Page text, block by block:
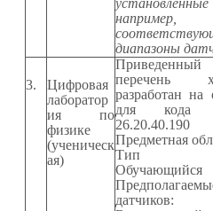
например,
диапазоны
3.
Цифровая
лаборатор
ия по
физике
(ученическ
ая)
перечень
разработан
для
26.20.40.190
Предметная
Тип
Обучающийся
датчиков: